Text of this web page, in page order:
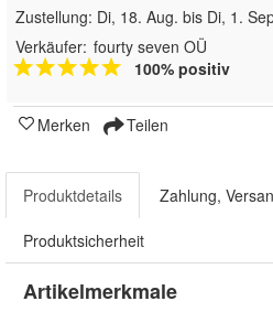
Zustellung: Di, 18. Aug. bis Di, 1.
Verkäufer: fourty seven OÜ
100% positiv
Merken Teilen
Produktdetails Zahlung,
Produktsicherheit
Artikelmerkmale